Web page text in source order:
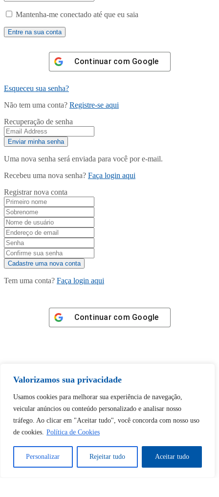
Valorizamos sua privacidade
Usamos cookies para melhorar sua experiência de navegação,
veicular anúncios ou conteúdo personalizado e analisar nosso
tráfego. Ao clicar em "Aceitar tudo", você concorda com nosso uso
de cookies. Política de Cookies
Personalizar Rejeitar tudo Aceitar tudo
Mantenha-me conectado até que eu saia
Continuar com Google
Esqueceu sua senha?
Não tem uma conta? Registre-se aqui
Recuperação de senha
Uma nova senha será enviada para você por e-mail.
Recebeu uma nova senha? Faça login aqui
Registrar nova conta
Tem uma conta? Faça login aqui
Continuar com Google
Tem certeza de que deseja
desbloquear esta publicação?
Sim Não